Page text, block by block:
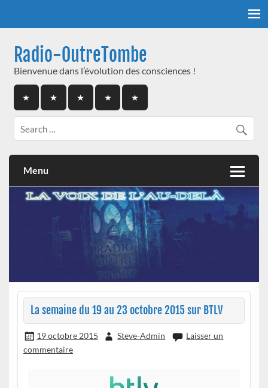
Radio-OutreTombe
Bienvenue dans l’évolution des consciences !
Menu
La semaine du 19 au 23 octobre 2015 sur BTLV
19 octobre 2015 Steve-Admin
Laisser un
commentaire